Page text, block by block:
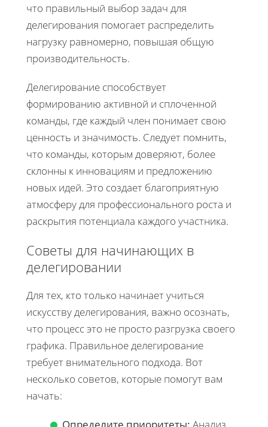
что правильный выбор задач для
делегирования помогает распределить
нагрузку равномерно, повышая общую
производительность.
Делегирование способствует
формированию активной и сплоченной
команды, где каждый член понимает свою
ценность и значимость. Следует помнить,
что команды, которым доверяют, более
склонны к инновациям и предложению
новых идей. Это создает благоприятную
атмосферу для профессионального роста и
раскрытия потенциала каждого участника.
Советы для начинающих в
делегировании
Для тех, кто только начинает учиться
искусству делегирования, важно осознать,
что процесс это не просто разгрузка своего
графика. Правильное делегирование
требует внимательного подхода. Вот
несколько советов, которые помогут вам
начать:
Определите приоритеты: Анализ